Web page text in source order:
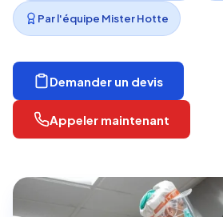
Par l'équipe Mister Hotte
Demander un devis
Appeler maintenant